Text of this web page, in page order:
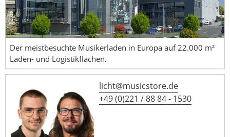
Der meistbesuchte Musikerladen in Europa auf 22.000 m²
Laden- und Logistikflächen.
licht@musicstore.de
+49 (0)221 / 88 84 - 1530